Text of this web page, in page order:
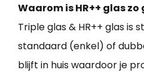
Waarom is HR++ glas zo
Triple glas & HR++ glas is
standaard (enkel) of
blijft in huis waardoor je